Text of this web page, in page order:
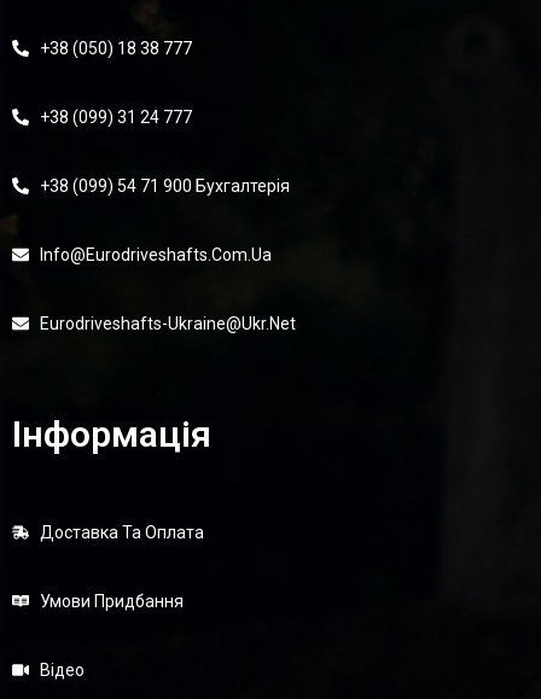
+38 (050) 18 38 777
+38 (099) 31 24 777
+38 (099) 54 71 900 Бухгалтерія
Info@eurodriveshafts.com.ua
Eurodriveshafts-Ukraine@ukr.net
Інформація
Доставка Та Оплата
Умови Придбання
Відео